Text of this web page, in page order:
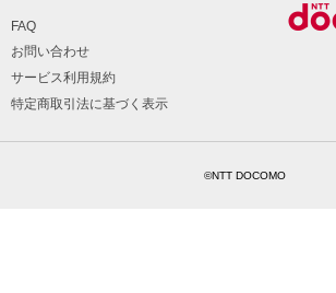
FAQ
お問い合わせ
サービス利用規約
特定商取引法に基づく表示
©NTT DOCOMO